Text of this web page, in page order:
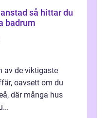
hittar du
badrum
av de viktigaste
oavsett om du
där många hus